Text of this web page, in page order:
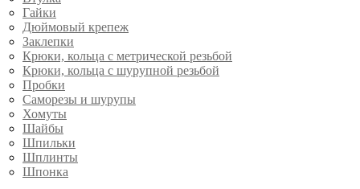
Гайки
Дюймовый крепеж
Заклепки
Крюки, кольца с метрической резьбой
Крюки, кольца с шурупной резьбой
Пробки
Саморезы и шурупы
Хомуты
Шайбы
Шпильки
Шплинты
Шпонка